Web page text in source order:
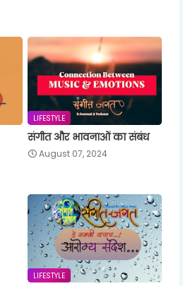
LIFESTYLE
संगीत और भावनाओं का संबंध
August 07, 2024
LIFESTYLE